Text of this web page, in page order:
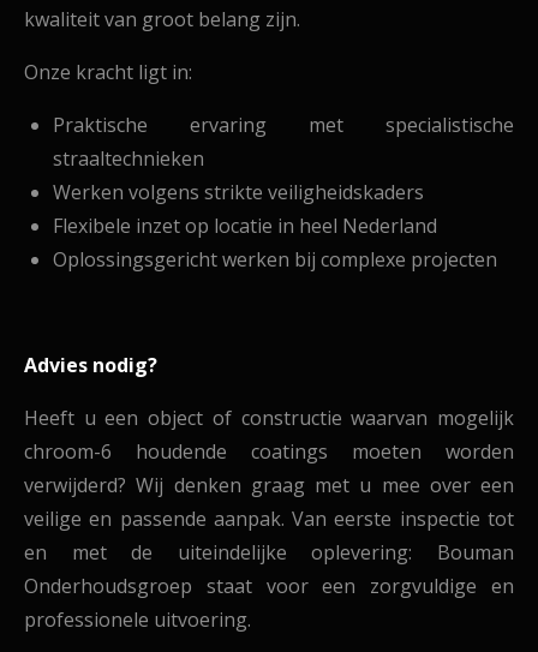
kwaliteit van groot belang zijn.
Onze kracht ligt in:
Praktische ervaring met specialistische
straaltechnieken
Werken volgens strikte veiligheidskaders
Flexibele inzet op locatie in heel Nederland
Oplossingsgericht werken bij complexe projecten
Advies nodig?
Heeft u een object of constructie waarvan mogelijk
chroom-6 houdende coatings moeten worden
verwijderd? Wij denken graag met u mee over een
veilige en passende aanpak. Van eerste inspectie tot
en met de uiteindelijke oplevering: Bouman
Onderhoudsgroep staat voor een zorgvuldige en
professionele uitvoering.